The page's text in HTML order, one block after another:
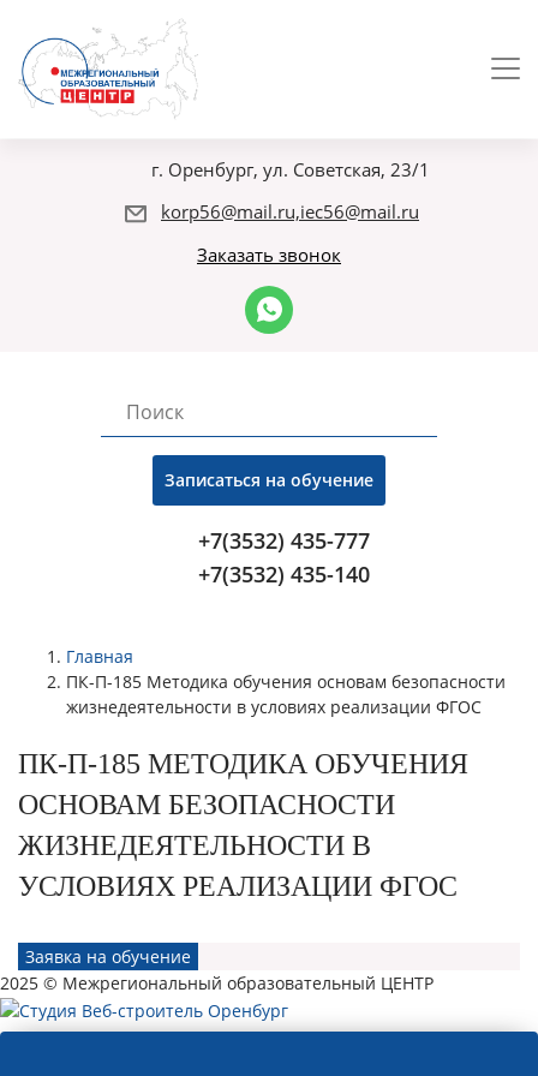
г. Оренбург, ул. Советская, 23/1
korp56@mail.ru,iec56@mail.ru
Заказать звонок
Записаться на обучение
+7(3532) 435-777
+7(3532) 435-140
Главная
ПК-П-185 Методика обучения основам безопасности
жизнедеятельности в условиях реализации ФГОС
ПК-П-185 МЕТОДИКА ОБУЧЕНИЯ
ОСНОВАМ БЕЗОПАСНОСТИ
ЖИЗНЕДЕЯТЕЛЬНОСТИ В
УСЛОВИЯХ РЕАЛИЗАЦИИ ФГОС
Заявка на обучение
2025 © Межрегиональный образовательный ЦЕНТР